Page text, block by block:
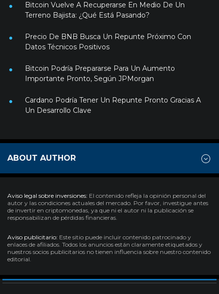
Bitcoin Vuelve A Recuperarse En Medio De Un
Terreno Bajista: ¿Qué Está Pasando?
Precio De BNB Busca Un Repunte Próximo Con
Datos Técnicos Positivos
Bitcoin Podría Prepararse Para Un Aumento
Importante Pronto, Según JPMorgan
Cardano Podría Tener Un Repunte Pronto Gracias A
Un Desarrollo Clave
ABOUT AUTHOR
Aviso legal sobre inversiones: El contenido refleja la opinión personal del
autor y las condiciones actuales del mercado. Por favor, investigue antes
de invertir en criptomonedas, ya que ni el autor ni la publicación se
responsabilizan de pérdidas financieras.
Aviso publicitario: Este sitio puede incluir contenido patrocinado y
enlaces de afiliados. Todos los anuncios están claramente etiquetados y
nuestros socios publicitarios no tienen influencia sobre nuestro contenido
editorial.